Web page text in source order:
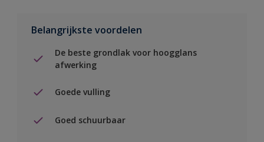
Belangrijkste voordelen
De beste grondlak voor hoogglans
afwerking
Goede vulling
Goed schuurbaar